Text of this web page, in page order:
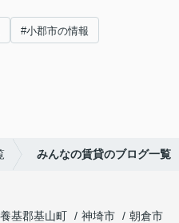
#小郡市の情報
みんなの賃貸のブログ一覧
基郡基山町 神埼市
朝倉市